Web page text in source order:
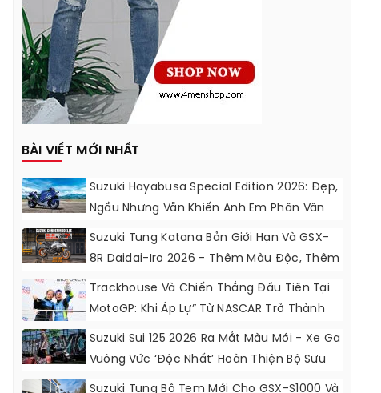
BÀI VIẾT MỚI NHẤT
Suzuki Hayabusa Special Edition 2026: Đẹp,
Ngầu Nhưng Vẫn Khiến Anh Em Phân Vân
Suzuki Tung Katana Bản Giới Hạn Và GSX-
8R Daidai-Iro 2026 - Thêm Màu Độc, Thêm
Đồ Chơi, Thêm Cá Tính
Trackhouse Và Chiến Thắng Đầu Tiên Tại
MotoGP: Khi Áp Lự” Từ NASCAR Trở Thành
Động Lực Ngọt Ngào
Suzuki Sui 125 2026 Ra Mắt Màu Mới - Xe Ga
Vuông Vức ‘độc Nhất’ Hoàn Thiện Bộ Sưu
Tập 7 Sắc Cầu Vồng
Suzuki Tung Bộ Tem Mới Cho GSX-S1000 Và